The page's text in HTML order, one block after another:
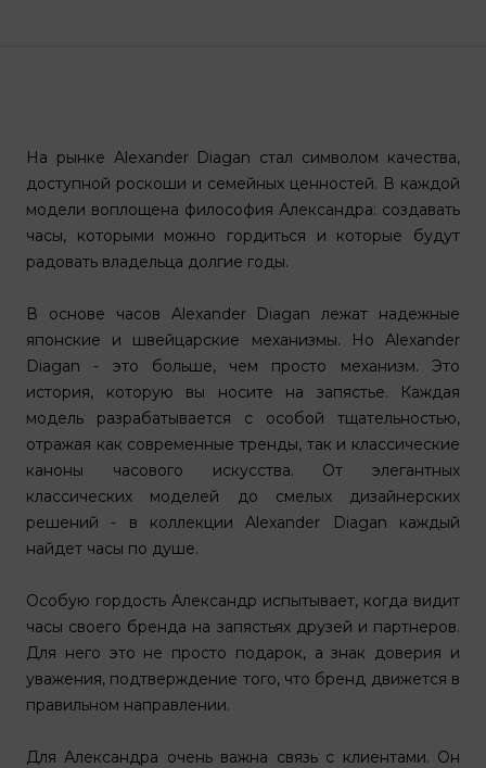
На рынке Alexander Diagan стал символом качества,
доступной роскоши и семейных ценностей. В каждой
модели воплощена философия Александра: создавать
часы, которыми можно гордиться и которые будут
радовать владельца долгие годы.
В основе часов Alexander Diagan лежат надежные
японские и швейцарские механизмы. Но Alexander
Diagan - это больше, чем просто механизм. Это
история, которую вы носите на запястье. Каждая
модель разрабатывается с особой тщательностью,
отражая как современные тренды, так и классические
каноны часового искусства. От элегантных
классических моделей до смелых дизайнерских
решений - в коллекции Alexander Diagan каждый
найдет часы по душе.
Особую гордость Александр испытывает, когда видит
часы своего бренда на запястьях друзей и партнеров.
Для него это не просто подарок, а знак доверия и
уважения, подтверждение того, что бренд движется в
правильном направлении.
Для Александра очень важна связь с клиентами. Он